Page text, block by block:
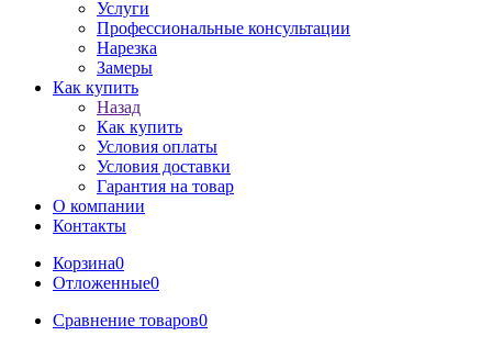
Услуги
Профессиональные консультации
Нарезка
Замеры
Как купить
Назад
Как купить
Условия оплаты
Условия доставки
Гарантия на товар
О компании
Контакты
Корзина0
Отложенные0
Сравнение товаров0